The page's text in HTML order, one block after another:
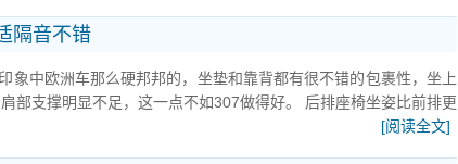
隔音不错
象中欧洲车那么硬邦邦的，坐垫和靠背都有很不错的包裹性，坐上
部支撑明显不足，这一点不如307做得好。 后排座椅坐姿比前排更
[阅读全文]